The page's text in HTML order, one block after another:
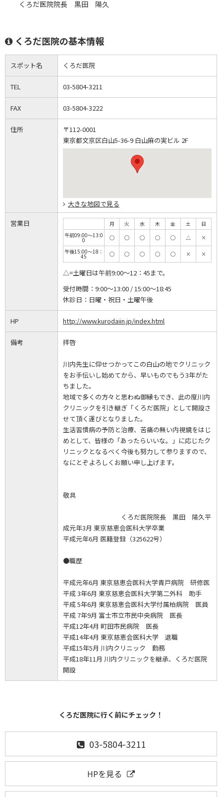
くろだ医院院長 黒田 陽久
くろだ医院の基本情報
スポット名 くろだ医院
TEL 03-5804-3211
FAX 03-5804-3222
住所
〒112-0001
東京都文京区白山5-36-9 白山麻の実ビル 2F
大きな地図で見る
営業日 月 火 水 木 金 土
日
午前09:00～13:0
0 ◯ ◯ ◯ ◯ ◯ △
×
午後15:00～18：
45 ◯ ◯ ◯ ◯ ◯ × ×
△=土曜日は午前9:00～12：45まで。
受付時間： 9:00～13:00 / 15:00～18:45
休診日： 日曜・祝日・土曜午後
HP http://www.kurodaiin.jp/index.html
備考 拝啓
川内先生に仰せつかってこの白山の地でクリニック
をお手伝いし始めてから、早いものでもう3年がた
ちました。
地域で多くの方々と思わぬ御縁もでき、此の度川内
クリニックを引き継ぎ「くろだ医院」として開設さ
せて頂く運びとなりました。
生活習慣病の予防と治療、苦痛の無い内視鏡をはじ
めとして、皆様の「あったらいいな。」に応じたク
リニックとなるべく今後も努力して参りますので、
なにとぞよろしくお願い申し上げます。
敬具
くろだ医院院長 黒田 陽久平
成元年3月 東京慈恵会医科大学卒業
平成元年6月 医籍登録（325622号）
●職歴
平成元年6月 東京慈恵会医科大学青戸病院 研修医
平成 3年6月 東京慈恵会医科大学第二外科 助手
平成 5年6月 東京慈恵会医科大学付属柏病院 医員
平成 7年9月 富士市立市民中央病院 医長
平成12年4月 町田市民病院 医長
平成14年4月 東京慈恵会医科大学 退職
平成15年5月 川内クリニック 勤務
平成18年11月 川内クリニックを継承、くろだ医院
開設
くろだ医院に行く前にチェック！
03-5804-3211
HPを見る